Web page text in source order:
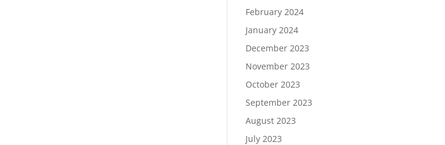
February 2024
January 2024
December 2023
November 2023
October 2023
September 2023
August 2023
July 2023